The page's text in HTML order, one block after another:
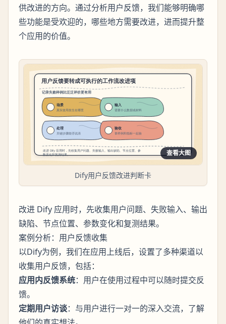
供改进的方向。通过分析用户反馈，我们能够明确哪
些功能是受欢迎的，哪些地方需要改进，进而提升整
个应用的价值。
查看大图
Dify用户反馈改进判断卡
改进 Dify 应用时，先收集用户问题、失败输入、输出
缺陷、节点位置、参数变化和复测结果。
案例分析：用户反馈收集
以Dify为例，我们在应用上线后，设置了多种渠道以
收集用户反馈，包括：
应用内反馈系统：用户在使用过程中可以随时提交反
馈。
定期用户访谈：与用户进行一对一的深入交流，了解